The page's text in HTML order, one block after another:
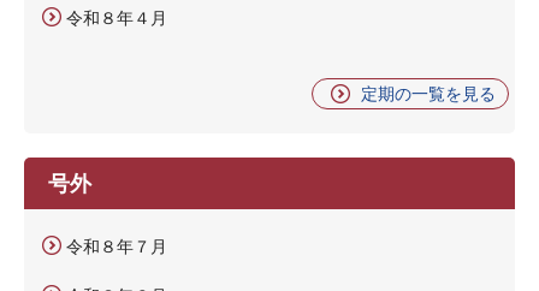
令和８年４月
定期の一覧を見る
号外
令和８年７月